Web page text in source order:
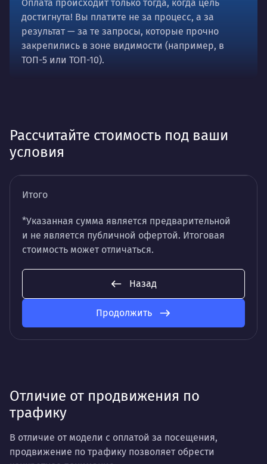
Оплата происходит только тогда, когда цель
достигнута! Вы платите не за процесс, а за
результат — за те запросы, которые прочно
закрепились в зоне видимости (например, в
ТОП-5 или ТОП-10).
Рассчитайте стоимость под ваши
условия
Итого
*Указанная сумма является предварительной
и не является публичной офертой. Итоговая
стоимость может отличаться.
Назад
Продолжить
Отличие от продвижения по
трафику
В отличие от модели с оплатой за посещения,
продвижение по трафику позволяет обрести